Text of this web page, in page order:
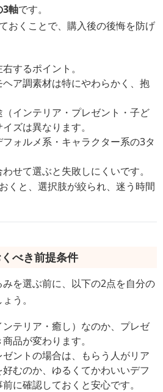
3軸です。
おくことで、購入後の後悔を防げ
するポイント。
ア調素材は特にやわらかく、抱
インテリア・プレゼント・子ど
ズは異なります。
フォルメ系・キャラクター系の3タ
せて選ぶと失敗しにくいです。
くと、選択肢が絞られ、迷う時間
べき前提条件
を選ぶ前に、以下の2点を自分の
う。
テリア・癒し）なのか、プレゼ
品が変わります。
ゼントの場合は、もらう人がリア
むのか、ゆるくてかわいいデフ
に確認しておくと安心です。